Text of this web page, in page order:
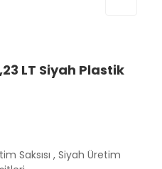
LT Siyah Plastik
Saksısı ,Siyah Üretim